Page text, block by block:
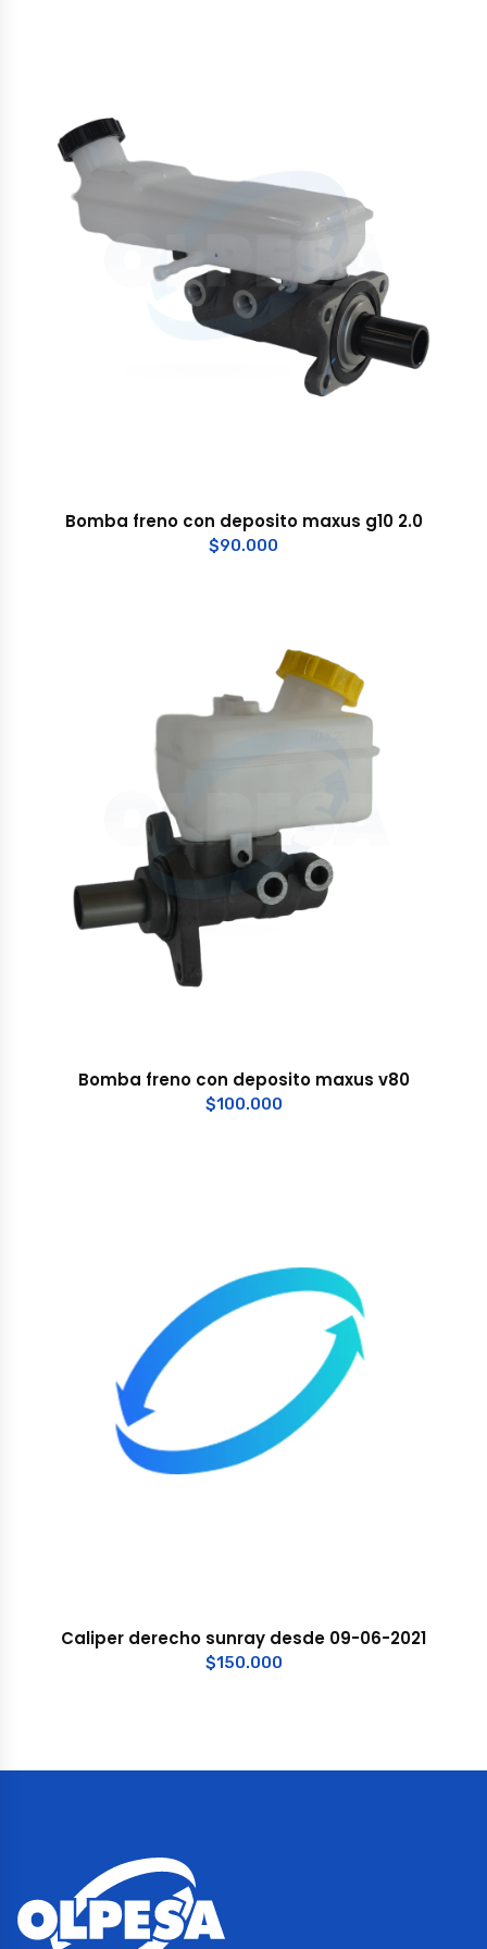
Bomba freno con deposito maxus g10 2.0
$90.000
Bomba freno con deposito maxus v80
$100.000
Caliper derecho sunray desde 09-06-2021
$150.000